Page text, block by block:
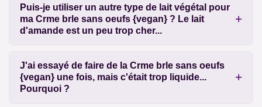
Puis-je utiliser un autre type de lait végétal pour
ma Crme brle sans oeufs {vegan} ? Le lait
d'amande est un peu trop cher...
J'ai essayé de faire de la Crme brle sans oeufs
{vegan} une fois, mais c'était trop liquide...
Pourquoi ?